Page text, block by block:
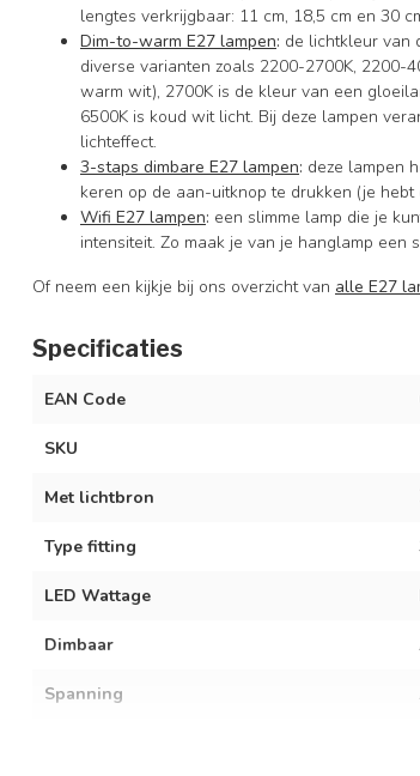
lengtes verkrijgbaar: 11 cm, 18,5 cm en 30
Dim-to-warm E27 lampen: de lichtkleur van
diverse varianten zoals 2200-2700K, 2200-
warm wit), 2700K is de kleur van een
6500K is koud wit licht. Bij deze lampen
lichteffect.
3-staps dimbare E27 lampen: deze lampen
keren op de aan-uitknop te drukken (je hebt
Wifi E27 lampen: een slimme lamp die je
intensiteit. Zo maak je van je hanglamp een
Of neem een kijkje bij ons overzicht van alle E27
Specificaties
EAN Code
SKU
Met lichtbron
Type fitting
LED Wattage
Dimbaar
Spanning